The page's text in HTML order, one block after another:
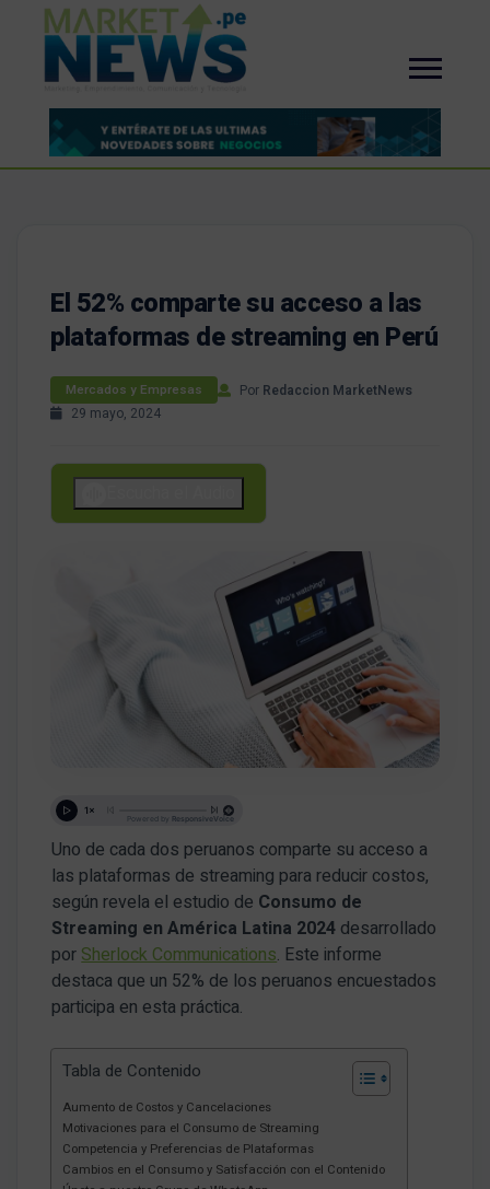
El 52% comparte su acceso a las
plataformas de streaming en Perú
Mercados y Empresas Por Redaccion MarketNews
29 mayo, 2024
Uno de cada dos peruanos comparte su acceso a
las plataformas de streaming para reducir costos,
según revela el estudio de Consumo de
Streaming en América Latina 2024 desarrollado
por Sherlock Communications. Este informe
destaca que un 52% de los peruanos encuestados
participa en esta práctica.
Tabla de Contenido
Aumento de Costos y Cancelaciones
Motivaciones para el Consumo de Streaming
Competencia y Preferencias de Plataformas
Cambios en el Consumo y Satisfacción con el Contenido